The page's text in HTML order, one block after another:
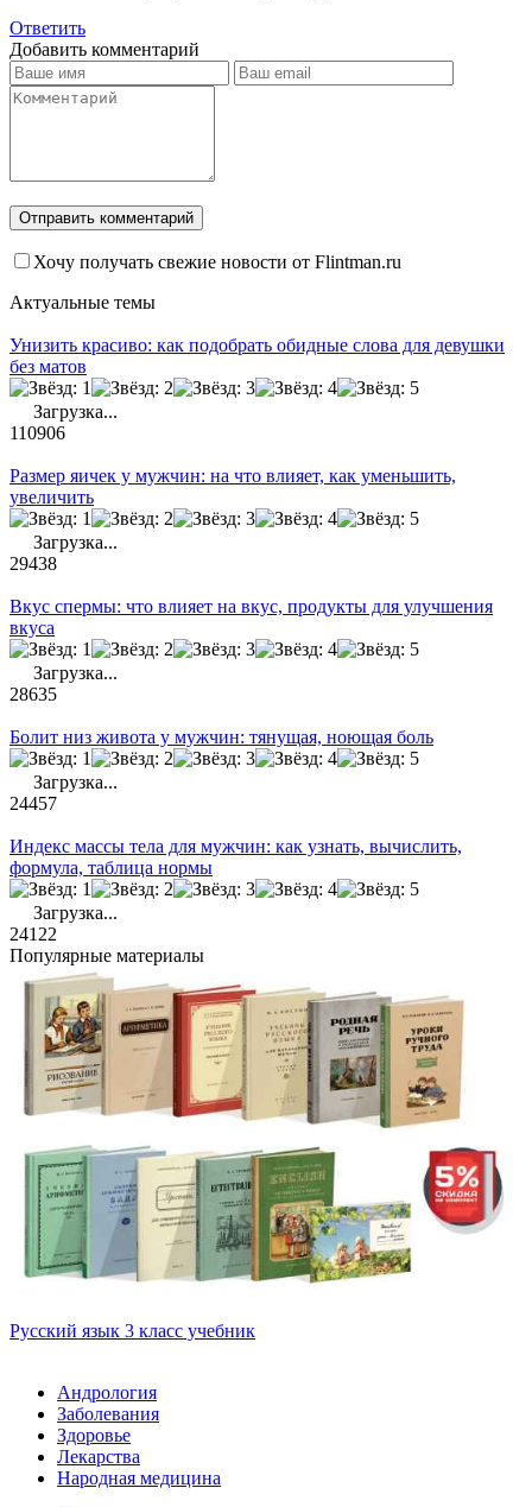
Ответить
Добавить комментарий
Хочу получать свежие новости от Flintman.ru
Актуальные темы
Унизить красиво: как подобрать обидные слова для девушки
без матов
Загрузка...
110906
Размер яичек у мужчин: на что влияет, как уменьшить,
увеличить
Загрузка...
29438
Вкус спермы: что влияет на вкус, продукты для улучшения
вкуса
Загрузка...
28635
Болит низ живота у мужчин: тянущая, ноющая боль
Загрузка...
24457
Индекс массы тела для мужчин: как узнать, вычислить,
формула, таблица нормы
Загрузка...
24122
Популярные материалы
Русский язык 3 класс учебник
Андрология
Заболевания
Здоровье
Лекарства
Народная медицина